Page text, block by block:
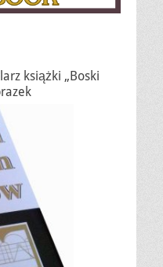
książki „Boski